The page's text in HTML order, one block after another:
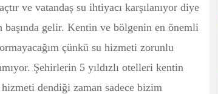
ve vatandaş su ihtiyacı karşılanıyor diye
gelir. Kentin ve bölgenin en önemli
çünkü su hizmeti zorunlu
Şehirlerin 5 yıldızlı otelleri kentin
dendiği zaman sadece bizim